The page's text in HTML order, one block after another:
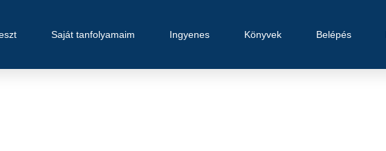
Saját tanfolyamaim Ingyenes Könyvek Belépés